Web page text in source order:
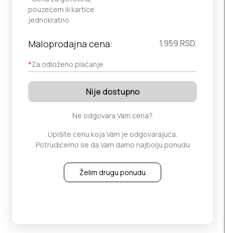
pouzećem ili kartice
jednokratno
Maloprodajna cena:
*Za odloženo plaćanje
1.959 RSD.
Nije dostupno
Ne odgovara Vam cena?
Upišite cenu koja Vam je odgovarajuća.
Potrudićemo se da Vam damo najbolju ponudu
Želim drugu ponudu